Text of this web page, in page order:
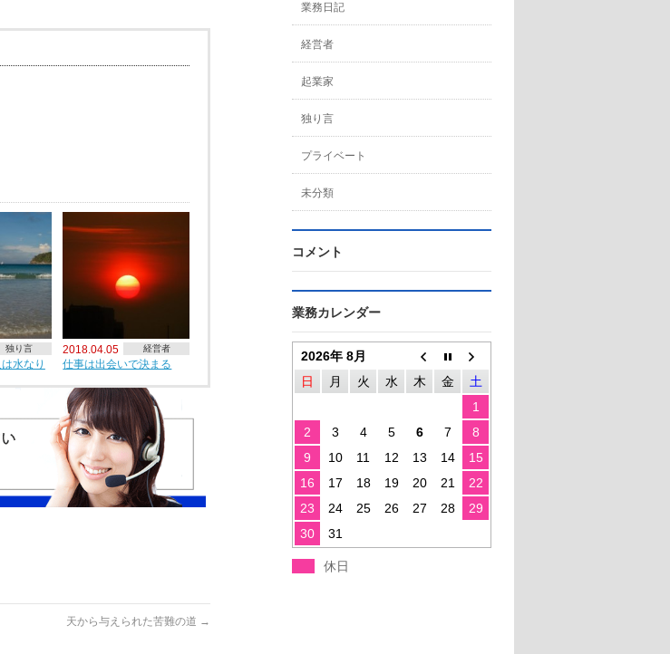
独り言
水なり
2018.04.05 経営者
仕事は出会いで決まる
天から与えられた苦難の道 →
業務日記
経営者
起業家
独り言
プライベート
未分類
コメント
業務カレンダー
2026年 8月
日
月 火 水 木 金
土
1
2
3 4 5 6 7
8
9
10 11 12 13 14
15
16
17 18 19 20 21
22
23
24 25 26 27 28
29
30
31
休日